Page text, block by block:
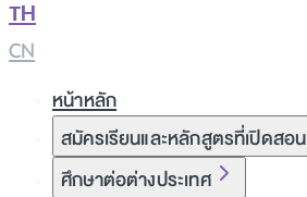
TH
CN
หน้าหลัก
สมัครเรียนและหลักสูตรที่เปิดสอน
ศึกษาต่อต่างประเทศ